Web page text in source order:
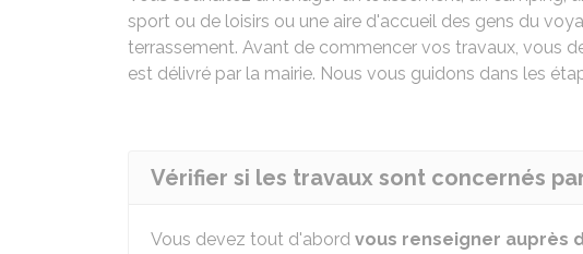
sport ou de loisirs ou une aire d'accueil des gens du
terrassement. Avant de commencer vos travaux, vous
est délivré par la mairie. Nous vous guidons dans les
Vérifier si les travaux sont concernés
Vous devez tout d'abord vous renseigner auprès